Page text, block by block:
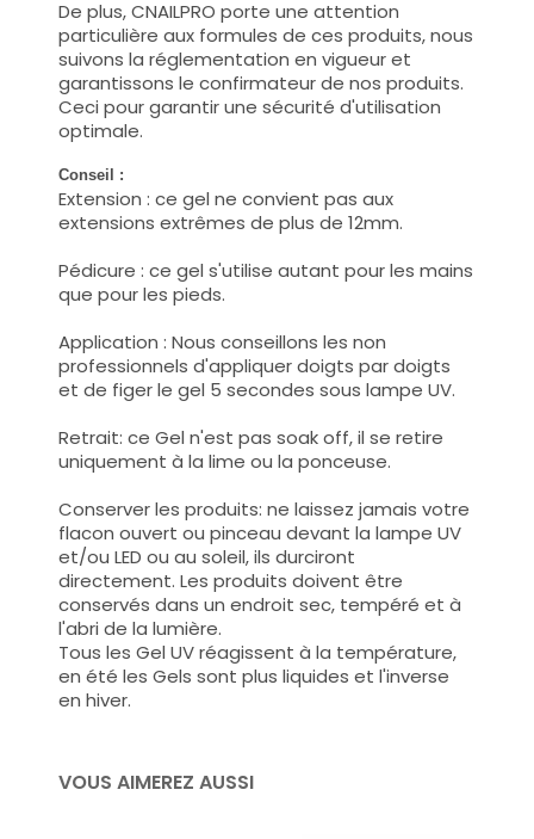
De plus, CNAILPRO porte une attention
particulière aux formules de ces produits, nous
suivons la réglementation en vigueur et
garantissons le confirmateur de nos produits.
Ceci pour garantir une sécurité d'utilisation
optimale.
Conseil :
Extension : ce gel ne convient pas aux
extensions extrêmes de plus de 12mm.
Pédicure : ce gel s'utilise autant pour les mains
que pour les pieds.
Application : Nous conseillons les non
professionnels d'appliquer doigts par doigts
et de figer le gel 5 secondes sous lampe UV.
Retrait: ce Gel n'est pas soak off, il se retire
uniquement à la lime ou la ponceuse.
Conserver les produits: ne laissez jamais votre
flacon ouvert ou pinceau devant la lampe UV
et/ou LED ou au soleil, ils durciront
directement. Les produits doivent être
conservés dans un endroit sec, tempéré et à
l'abri de la lumière.
Tous les Gel UV réagissent à la température,
en été les Gels sont plus liquides et l'inverse
en hiver.
VOUS AIMEREZ AUSSI